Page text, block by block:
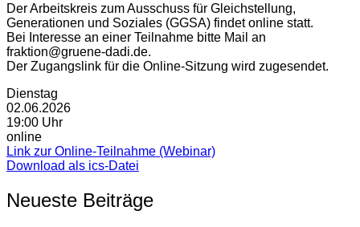
Der Arbeitskreis zum Ausschuss für Gleichstellung,
Generationen und Soziales (GGSA) findet online statt.
Bei Interesse an einer Teilnahme bitte Mail an
fraktion@gruene-dadi.de.
Der Zugangslink für die Online-Sitzung wird zugesendet.
Dienstag
02.06.2026
19:00 Uhr
online
Link zur Online-Teilnahme (Webinar)
Download als ics-Datei
Neueste Beiträge